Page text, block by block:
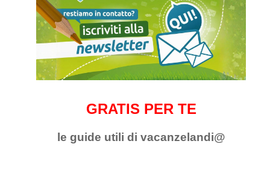
GRATIS PER TE
le guide utili di vacanzelandi@